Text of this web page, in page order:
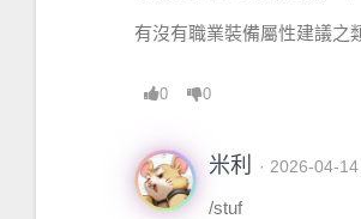
有沒有職業裝備屬性建議之
0 0
米利 · 2026-04-
/stuf